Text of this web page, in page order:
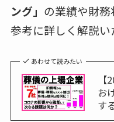
ング」 の業績や財
参考に詳しく解説い
あわせて読みたい
お
す